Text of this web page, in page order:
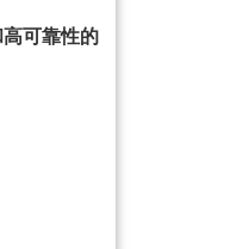
可靠性的